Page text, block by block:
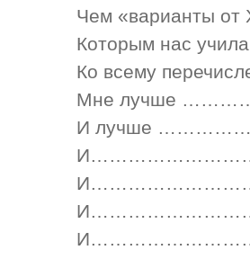
Чем «варианты от
Которым нас
Ко всему
Мне лучше
И лучше